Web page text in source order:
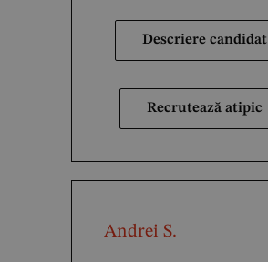
Descriere candidat
Recrutează atipic
Andrei S.